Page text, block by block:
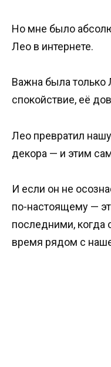
Но мне было
Лео в интернете.
Важна была только
спокойствие, её
Лео превратил
декора — и этим
И если он не
по-настоящему —
последними, когда
время рядом с